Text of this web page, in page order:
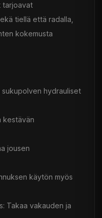
tarjoavat
tiellä että radalla,
kokemusta
hydrauliset
kestävän
jousen
käytön myös
Takaa vakauden ja